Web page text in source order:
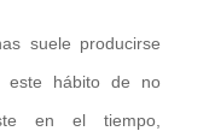
suele producirse
este hábito de no
en el tiempo,